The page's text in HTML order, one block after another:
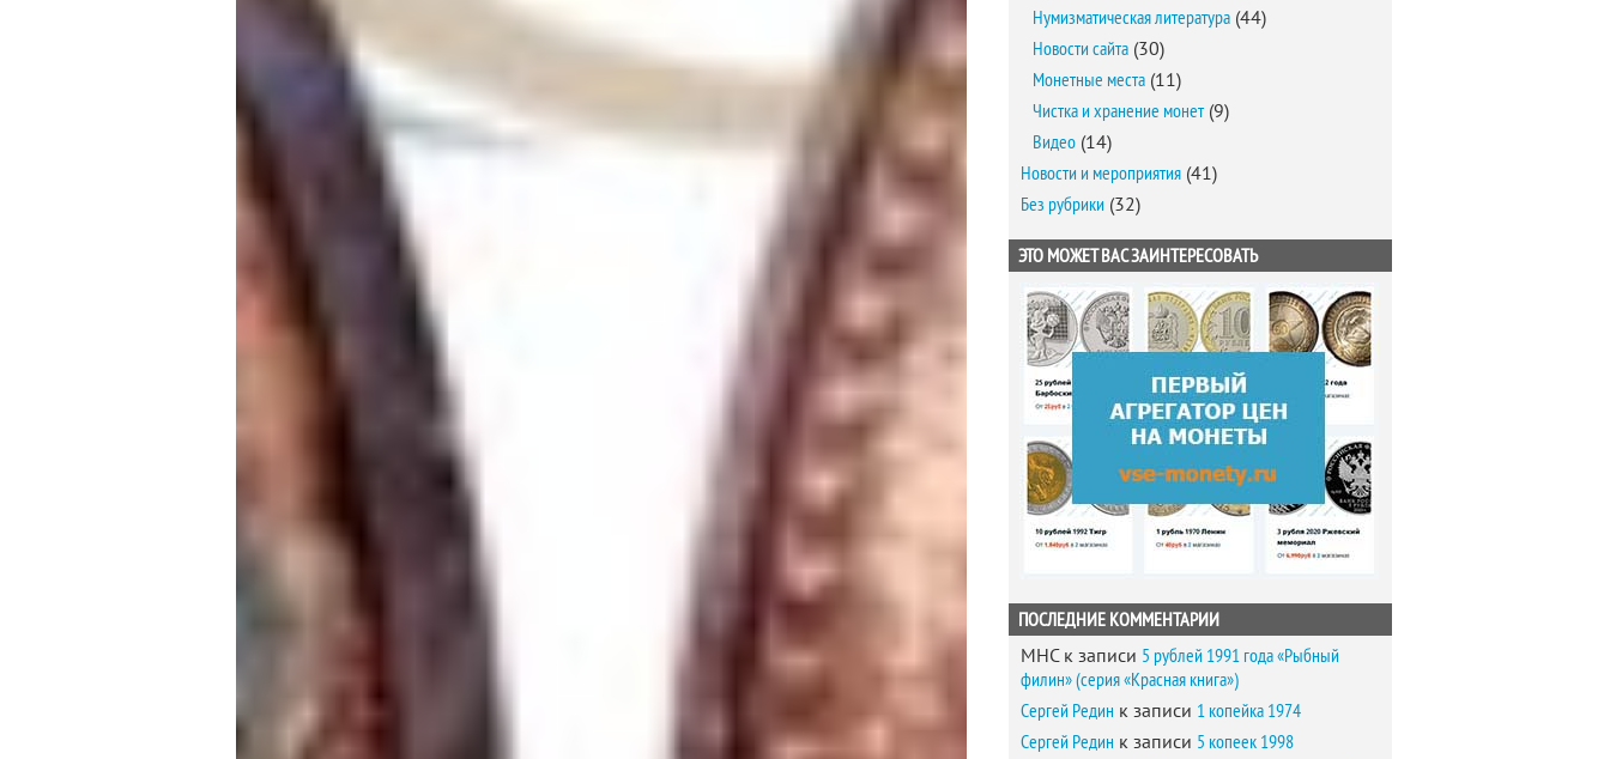
Нумизматическая литература (44)
Новости сайта (30)
Монетные места (11)
Чистка и хранение монет(9)
Видео (14)
Новости и мероприятия (41)
Без рубрики (32)
ЭТО МОЖЕТ ВАС ЗАИНТЕРЕСОВАТЬ
ПОСЛЕДНИЕ КОММЕНТАРИИ
MHCк записи 5 рублей 1991 года «Рыбный
филин» (серия «Красная книга»)
Сергей Редин к записи 1 копейка 1974
Сергей Редин к записи 5 копеек 1998